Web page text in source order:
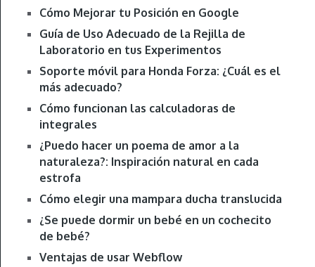
Cómo Mejorar tu Posición en Google
Guía de Uso Adecuado de la Rejilla de
Laboratorio en tus Experimentos
Soporte móvil para Honda Forza: ¿Cuál es el
más adecuado?
Cómo funcionan las calculadoras de
integrales
¿Puedo hacer un poema de amor a la
naturaleza?: Inspiración natural en cada
estrofa
Cómo elegir una mampara ducha translucida
¿Se puede dormir un bebé en un cochecito
de bebé?
Ventajas de usar Webflow